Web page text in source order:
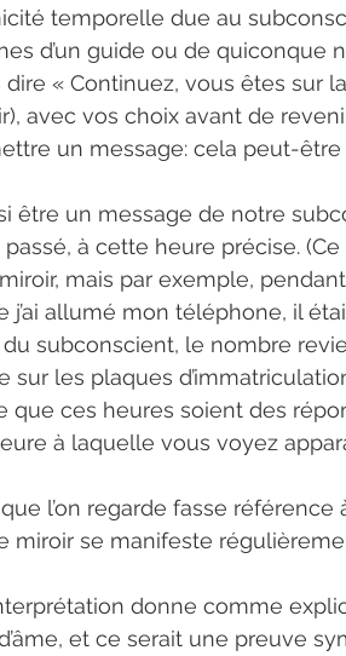
temporelle due au
d’un guide ou de quiconque
« Continuez, vous êtes sur
avec vos choix avant de
un message: cela peut-
être un message de notre
à cette heure précise.
mais par exemple,
allumé mon téléphone, il
subconscient, le nombre
les plaques
que ces heures soient des
à laquelle vous voyez
l’on regarde fasse
miroir se manifeste
donne comme
et ce serait une preuve